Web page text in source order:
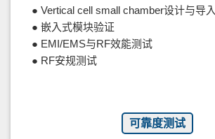
● Vertical cell small chamber设计与导入
● 嵌入式模块验证
● EMI/EMS与RF效能测试
● RF安规测试
可靠度测试